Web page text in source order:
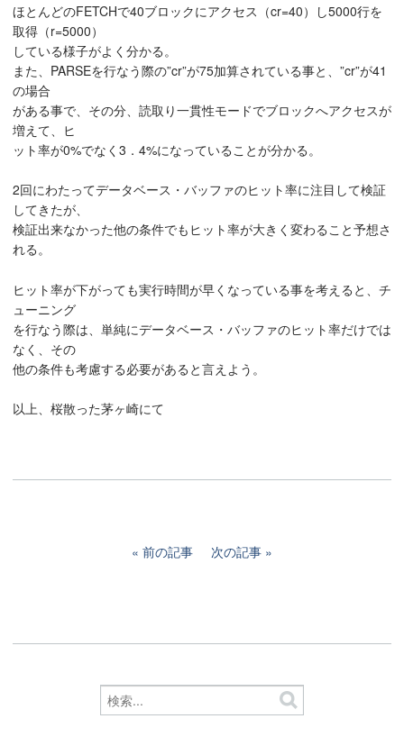
ほとんどのFETCHで40ブロックにアクセス（cr=40）し5000行を
取得（r=5000）
している様子がよく分かる。
また、PARSEを行なう際の”cr”が75加算されている事と、”cr”が41
の場合
がある事で、その分、読取り一貫性モードでブロックへアクセスが
増えて、ヒ
ット率が0%でなく3．4%になっていることが分かる。
2回にわたってデータベース・バッファのヒット率に注目して検証
してきたが、
検証出来なかった他の条件でもヒット率が大きく変わること予想さ
れる。
ヒット率が下がっても実行時間が早くなっている事を考えると、チ
ューニング
を行なう際は、単純にデータベース・バッファのヒット率だけでは
なく、その
他の条件も考慮する必要があると言えよう。
以上、桜散った茅ヶ崎にて
前の記事 次の記事